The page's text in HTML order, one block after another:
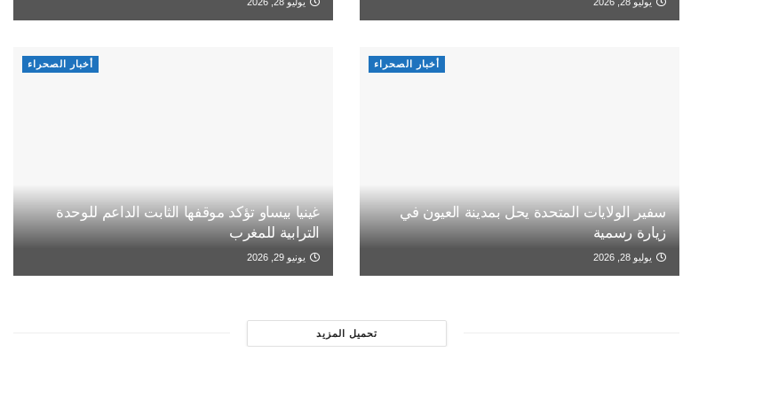
أخبار الصحراء
سفير الولايات المتحدة يحل بمدينة العيون في
زيارة رسمية
يوليو 28, 2026
أخبار الصحراء
غينيا بيساو تؤكد موقفها الثابت الداعم للوحدة
الترابية للمغرب
يونيو 29, 2026
تحميل المزيد